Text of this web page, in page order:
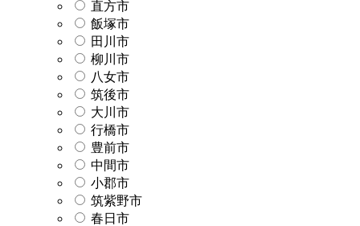
直方市
飯塚市
田川市
柳川市
八女市
筑後市
大川市
行橋市
豊前市
中間市
小郡市
筑紫野市
春日市